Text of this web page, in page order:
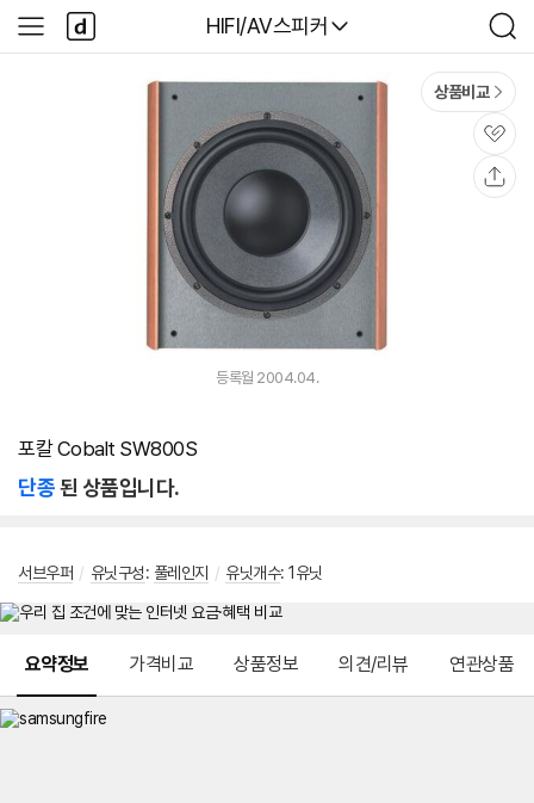
다나와
HIFI/AV스피커
검
색
사
이
다
나
와
상품비교
관
심
등록월 2004.04.
포칼 Cobalt SW800S
단종된 상품입니다.
서브우퍼 / 유닛구성: 풀레인지 / 유닛개수: 1유닛
요약정보 가격비교 상품정보 의견/리뷰 연관상품